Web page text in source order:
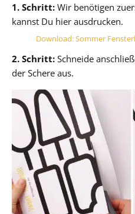
1. Schritt: Wir benötigen
kannst Du hier ausdrucken.
Download: Sommer
2. Schritt: Schneide
der Schere aus.